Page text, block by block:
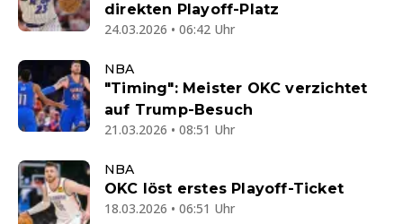
direkten Playoff-Platz
24.03.2026 • 06:42 Uhr
NBA
"Timing": Meister OKC verzichtet
auf Trump-Besuch
21.03.2026 • 08:51 Uhr
NBA
OKC löst erstes Playoff-Ticket
18.03.2026 • 06:51 Uhr